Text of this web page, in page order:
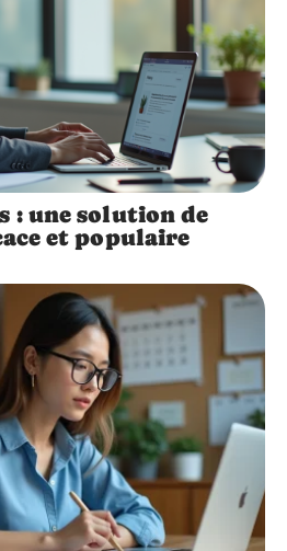
: une solution de
et populaire